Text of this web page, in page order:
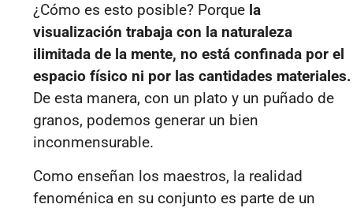
¿Cómo es esto posible? Porque la
visualización trabaja con la naturaleza
ilimitada de la mente, no está confinada por el
espacio físico ni por las cantidades materiales.
De esta manera, con un plato y un puñado de
granos, podemos generar un bien
inconmensurable.
Como enseñan los maestros, la realidad
fenoménica en su conjunto es parte de un